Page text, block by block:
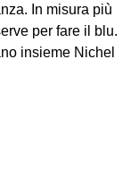
In misura più
per fare il blu.
insieme Nichel